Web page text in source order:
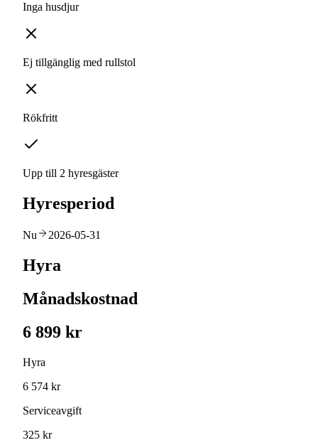
Inga husdjur
Ej tillgänglig med rullstol
Rökfritt
Upp till 2 hyresgäster
Hyresperiod
Nu 2026-05-31
Hyra
Månadskostnad
6 899 kr
Hyra
6 574 kr
Serviceavgift
325 kr